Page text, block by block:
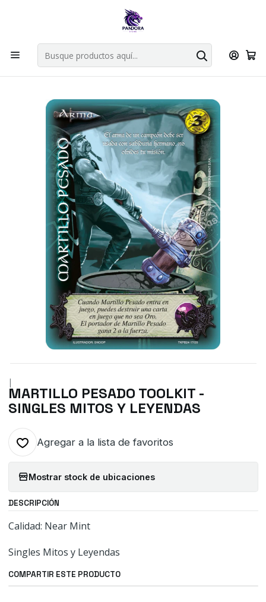
Por compras en cartas singles superiores a 49.990 el envio es
Explorar singles
Inicio Juegos de cartas TCG Mitos y Leyendas TCG
Singles Primer Bloque MYL Armas
|
MARTILLO PESADO TOOLKIT -
SINGLES MITOS Y LEYENDAS
Agregar a la lista de favoritos
Mostrar stock de ubicaciones
DESCRIPCIÓN
Calidad: Near Mint
Singles Mitos y Leyendas
COMPARTIR ESTE PRODUCTO